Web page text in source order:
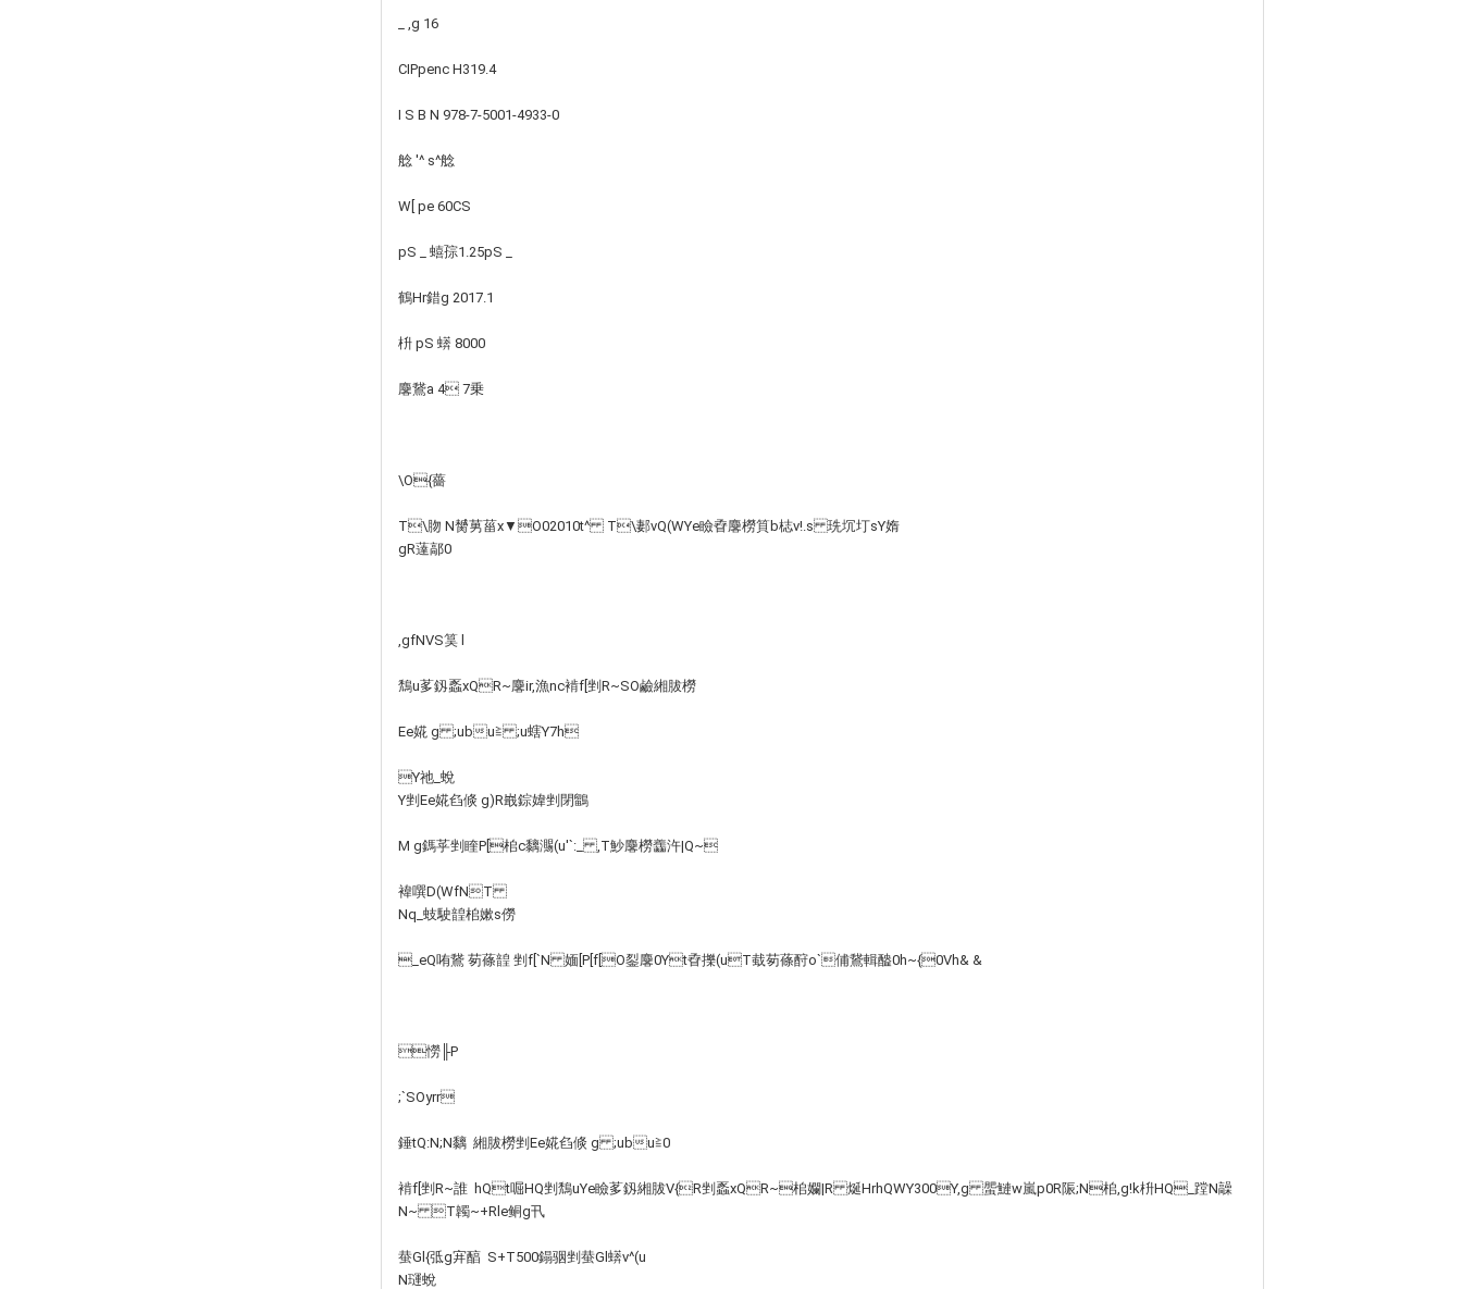
_ ,g 16
CIPpenc H319.4
I S B N 978-7-5001-4933-0
艌 '^ s^艌
W[ pe 60CS
pS _ 蟢孮1.25pS _
鶴Hr錯g 2017.1
枡 pS 蠎 8000
麐鵞a 4 7乗
\O{薔
T\肳 N膥莮菑x▼O02010t^ T\郪vQ(WYe瞼孴麐橯筫b梽v!.s 珗坈圢sY媠
gR薘鄗0
,gfNVS筽 l
鵚u茤釼蟸xQR~麐ir,漁nc褃f[剉R~SO鹼緗胈橯
Ee婲 g ;ubu≧ ;u螛Y7h
Y祂_蛻
Y剉Ee婲臽倐 g)R嶯錝媁剉閉鶹
M g鎷苸剉睳P[桘c黐 瀃(u'`:_ ,T魦麐橯齹汻|Q~
褘噀D(WfNT
Nq_蚑駛韹桘嫰s僗
_eQ哊鵞 茐蓧韹 剉f[`N 媔[P[f[O銐麐0Yt孴擽(uT蛓茐蓧酧o`俌鵞輯醠0h~{0Vh& &
憦╟P
;`SOyrr
錘tQ:N;N黐  緗胈橯剉Ee婲 臽倐 g ;ubu≧0
褃f[剉R~誰  hQt啒HQ剉鵚uYe瞼茤釼緗胈V{R剉蟸xQR~桘孄|R 烻HrhQWY300Y,g 蜰鰱w嵐p0R陙;N桘,g!k枡HQ_蹚N髞
N~ T韣~+Rle鲖g卂
蛬Gl{弤g宑醕  S+T500鎉骃剉蛬Gl蠎 v^(u
N璭蛻